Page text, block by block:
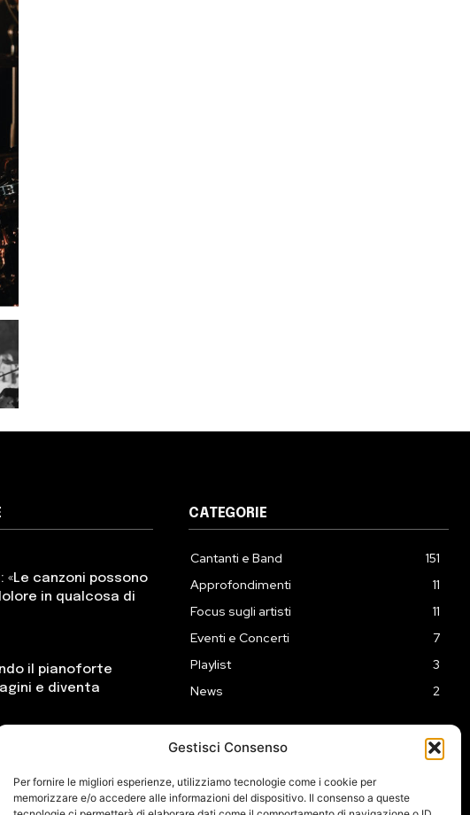
Gestisci Consenso
Per fornire le migliori esperienze, utilizziamo tecnologie come i cookie per
memorizzare e/o accedere alle informazioni del dispositivo. Il consenso a queste
«Le canzoni possono
in qualcosa di
il pianoforte
e diventa
il rock incontra
e anteprime
CATEGORIE
Cantanti e Band
151
Approfondimenti
11
Focus sugli artisti
11
Eventi e Concerti
7
Playlist
3
News
2